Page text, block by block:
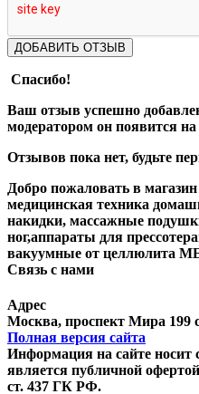
ДОБАВИТЬ ОТЗЫВ
Спасибо!
Ваш отзыв успешно
модератором он появится на
Отзывов пока нет, будьте
Добро пожаловать в
медицинская техника
накидки, массажные
ног,аппараты для
вакуумные от целлюлита
Связь с нами
Адрес
Москва, проспект Мира 199
Полная версия сайта
Информация на сайте носит
является публичной
ст. 437 ГК РФ.